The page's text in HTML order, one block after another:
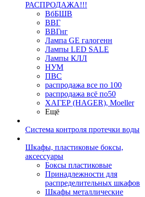
РАСПРОДАЖА!!!
ВбБШВ
ВВГ
ВВГнг
Лампа GE галогенн
Лампы LED SALE
Лампы КЛЛ
НУМ
ПВС
распродажа все по 100
распродажа всё по50
ХАГЕР (HAGER), Moeller
Ещё
Система контроля протечки воды
Шкафы, пластиковые боксы,
аксессуары
Боксы пластиковые
Принадлежности для
распределительных шкафов
Шкафы металлические